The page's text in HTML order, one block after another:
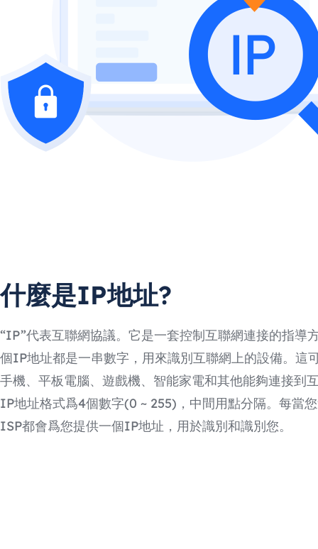
什麼是IP地址?
“IP”代表互聯網協議。它是一套控制互聯網連接的指導
個IP地址都是一串數字，用來識別互聯網上的設備。這
手機、平板電腦、遊戲機、智能家電和其他能夠連接到
IP地址格式爲4個數字(0 ~ 255)，中間用點分隔。每當
ISP都會爲您提供一個IP地址，用於識別和識別您。